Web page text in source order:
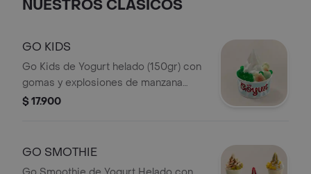
NUESTROS CLASICOS
GO KIDS
Go Kids de Yogurt helado (150gr) con
gomas y explosiones de manzana
verde.
$ 17.900
GO SMOTHIE